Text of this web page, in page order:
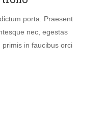
porta. Praesent
nec, egestas
primis in faucibus orci